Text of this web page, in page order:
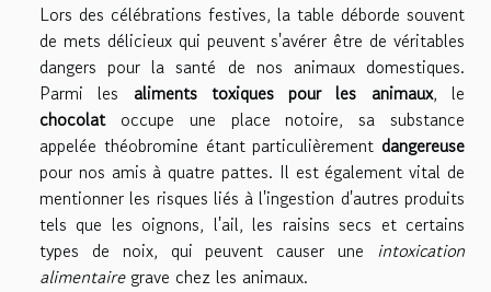
Lors des célébrations festives, la table déborde souvent
de mets délicieux qui peuvent s'avérer être de véritables
dangers pour la santé de nos animaux domestiques.
Parmi les aliments toxiques pour les animaux, le
chocolatoccupe une place notoire, sa substance
appelée théobromine étant particulièrement dangereuse
pour nos amis à quatre pattes. Il est également vital de
mentionner les risques liés à l'ingestion d'autres produits
tels que les oignons, l'ail, les raisins secs et certains
types de noix, qui peuvent causer une intoxication
alimentairegrave chez les animaux.